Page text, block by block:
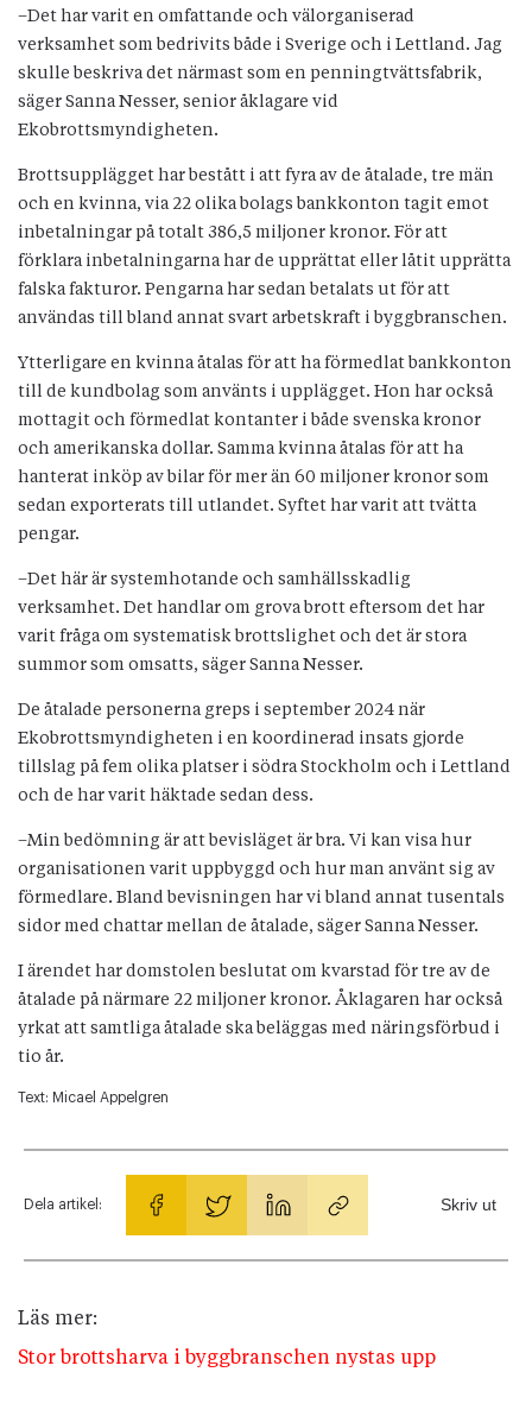
–Det har varit en omfattande och välorganiserad
verksamhet som bedrivits både i Sverige och i Lettland. Jag
skulle beskriva det närmast som en penningtvättsfabrik,
säger Sanna Nesser, senior åklagare vid
Ekobrottsmyndigheten.
Brottsupplägget har bestått i att fyra av de åtalade, tre män
och en kvinna, via 22 olika bolags bankkonton tagit emot
inbetalningar på totalt 386,5 miljoner kronor. För att
förklara inbetalningarna har de upprättat eller låtit upprätta
falska fakturor. Pengarna har sedan betalats ut för att
användas till bland annat svart arbetskraft i byggbranschen.
Ytterligare en kvinna åtalas för att ha förmedlat bankkonton
till de kundbolag som använts i upplägget. Hon har också
mottagit och förmedlat kontanter i både svenska kronor
och amerikanska dollar. Samma kvinna åtalas för att ha
hanterat inköp av bilar för mer än 60 miljoner kronor som
sedan exporterats till utlandet. Syftet har varit att tvätta
pengar.
–Det här är systemhotande och samhällsskadlig
verksamhet. Det handlar om grova brott eftersom det har
varit fråga om systematisk brottslighet och det är stora
summor som omsatts, säger Sanna Nesser.
De åtalade personerna greps i september 2024 när
Ekobrottsmyndigheten i en koordinerad insats gjorde
tillslag på fem olika platser i södra Stockholm och i Lettland
och de har varit häktade sedan dess.
–Min bedömning är att bevisläget är bra. Vi kan visa hur
organisationen varit uppbyggd och hur man använt sig av
förmedlare. Bland bevisningen har vi bland annat tusentals
sidor med chattar mellan de åtalade, säger Sanna Nesser.
I ärendet har domstolen beslutat om kvarstad för tre av de
åtalade på närmare 22 miljoner kronor. Åklagaren har också
yrkat att samtliga åtalade ska beläggas med näringsförbud i
tio år.
Text: Micael Appelgren
Dela artikel: Skriv ut
Läs mer:
Stor brottsharva i byggbranschen nystas upp